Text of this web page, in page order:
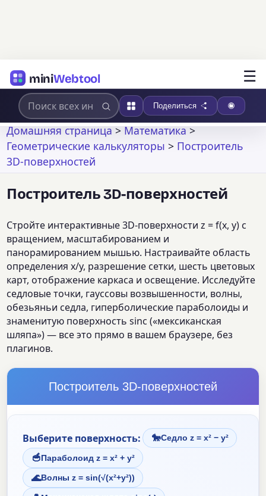
miniWebtool ☰
Поделиться
Домашняя страница>Математика>
Геометрические калькуляторы > Построитель
3D-поверхностей
Построитель 3D-поверхностей
Стройте интерактивные 3D-поверхности z = f(x, y) с
вращением, масштабированием и
панорамированием мышью. Настраивайте область
определения x/y, разрешение сетки, шесть цветовых
карт, отображение каркаса и освещение. Исследуйте
седловые точки, гауссовы возвышенности, волны,
обезьяньи седла, гиперболические параболоиды и
знаменитую поверхность sinc («мексиканская
шляпа») — все это прямо в вашем браузере, без
плагинов.
Построитель 3D-поверхностей
Выберите поверхность: 🐎Седло z = x² − y²
🥣Параболоид z = x² + y²
🌊Волны z = sin(√(x²+y²))